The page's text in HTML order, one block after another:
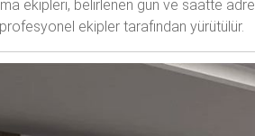
ekipleri, belirlenen gün ve saatte
ekipler tarafından yürütülür.